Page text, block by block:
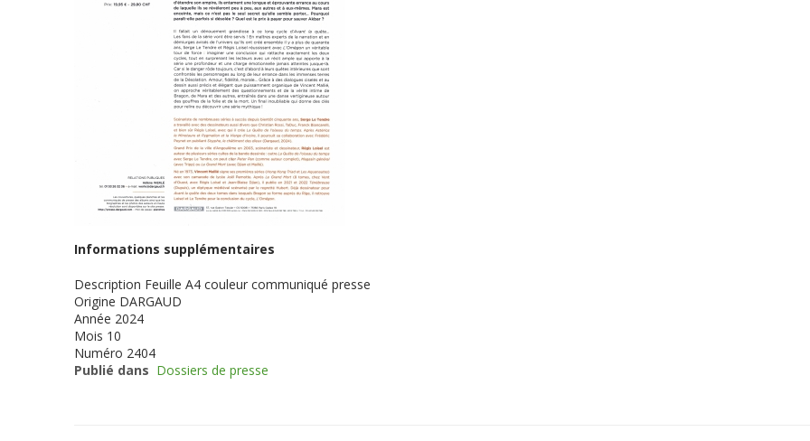
Informations supplémentaires
Description Feuille A4 couleur communiqué presse
Origine DARGAUD
Année 2024
Mois 10
Numéro 2404
Publié dans Dossiers de presse